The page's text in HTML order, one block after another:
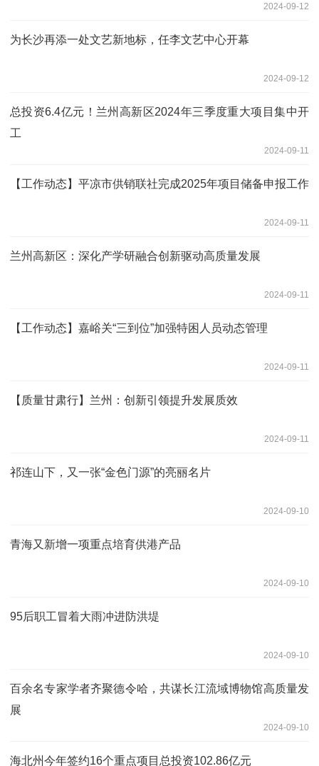
2024-09-12
为长沙再添一处文艺新地标，任李文艺中心开幕
2024-09-12
总投资6.4亿元！兰州高新区2024年三季度重大项目集中开
工
2024-09-11
【工作动态】平凉市供销联社完成2025年项目储备申报工作
2024-09-11
兰州高新区：深化产学研融合创新驱动高质量发展
2024-09-11
【工作动态】嘉峪关“三到位”加强特困人员动态管理
2024-09-11
【质量甘肃行】兰州：创新引领提升发展质效
2024-09-11
祁连山下，又一张“金色门源”的亮丽名片
2024-09-10
青海又新增一项重点培育供港产品
2024-09-10
95后职工冒着大雨冲进防洪堤
2024-09-10
百余名专家学者齐聚德令哈，共谋长江流域博物馆高质量发
展
2024-09-10
海北州今年签约16个重点项目总投资102.86亿元